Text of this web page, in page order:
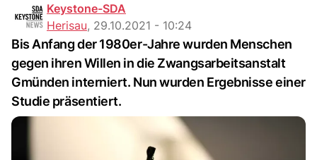
Keystone-SDA
Herisau, 29.10.2021 - 10:24
Bis Anfang der 1980er-Jahre wurden Menschen
gegen ihren Willen in die Zwangsarbeitsanstalt
Gmünden interniert. Nun wurden Ergebnisse einer
Studie präsentiert.